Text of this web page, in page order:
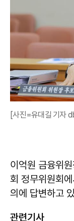
[사진=유대길 기자
이억원 금융위
회 정무위원회
의에 답변하고
관련기사